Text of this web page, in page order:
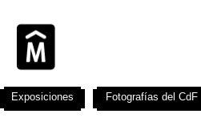
Exposiciones Fotografías del CdF